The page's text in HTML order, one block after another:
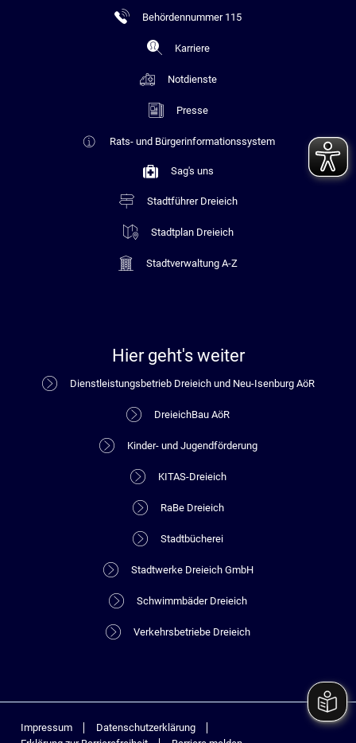
Behördennummer 115
Karriere
Notdienste
Presse
Rats- und Bürgerinformationssystem
Sag's uns
Stadtführer Dreieich
Stadtplan Dreieich
Stadtverwaltung A-Z
Hier geht's weiter
Dienstleistungsbetrieb Dreieich und Neu-Isenburg AöR
DreieichBau AöR
Kinder- und Jugendförderung
KITAS-Dreieich
RaBe Dreieich
Stadtbücherei
Stadtwerke Dreieich GmbH
Schwimmbäder Dreieich
Verkehrsbetriebe Dreieich
Impressum
Datenschutzerklärung